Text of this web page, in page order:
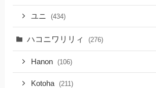
ユニ (434)
ハコニワリリィ (276)
Hanon (106)
Kotoha (211)